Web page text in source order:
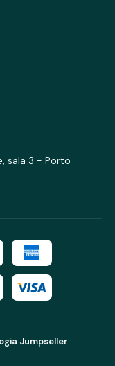
sala 3 - Porto
Jumpseller.